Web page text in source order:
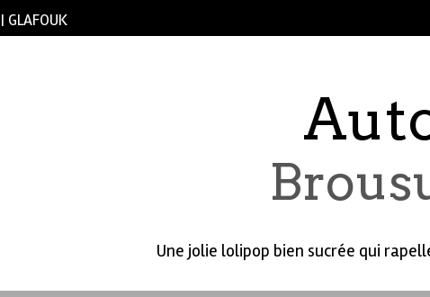
| GLAFOUK
Une jolie lolipop bien sucrée qui